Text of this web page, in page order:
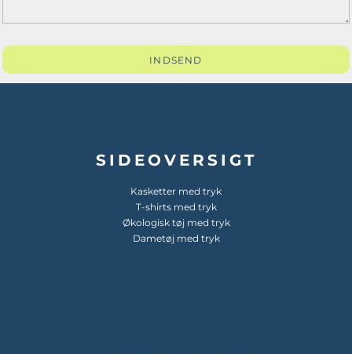
INDSEND
SIDEOVERSIGT
Kasketter med tryk
T-shirts med tryk
Økologisk tøj med tryk
Dametøj med tryk